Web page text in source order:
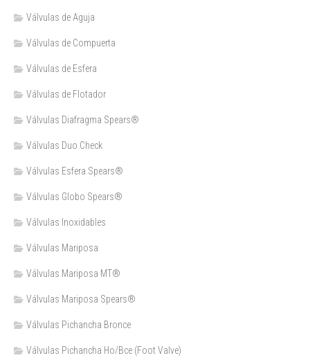
Válvulas de Aguja
Válvulas de Compuerta
Válvulas de Esfera
Válvulas de Flotador
Válvulas Diafragma Spears®️
Válvulas Duo Check
Válvulas Esfera Spears®
Válvulas Globo Spears®
Válvulas Inoxidables
Válvulas Mariposa
Válvulas Mariposa MT®
Válvulas Mariposa Spears®
Válvulas Pichancha Bronce
Válvulas Pichancha Ho/Bce (Foot Valve)